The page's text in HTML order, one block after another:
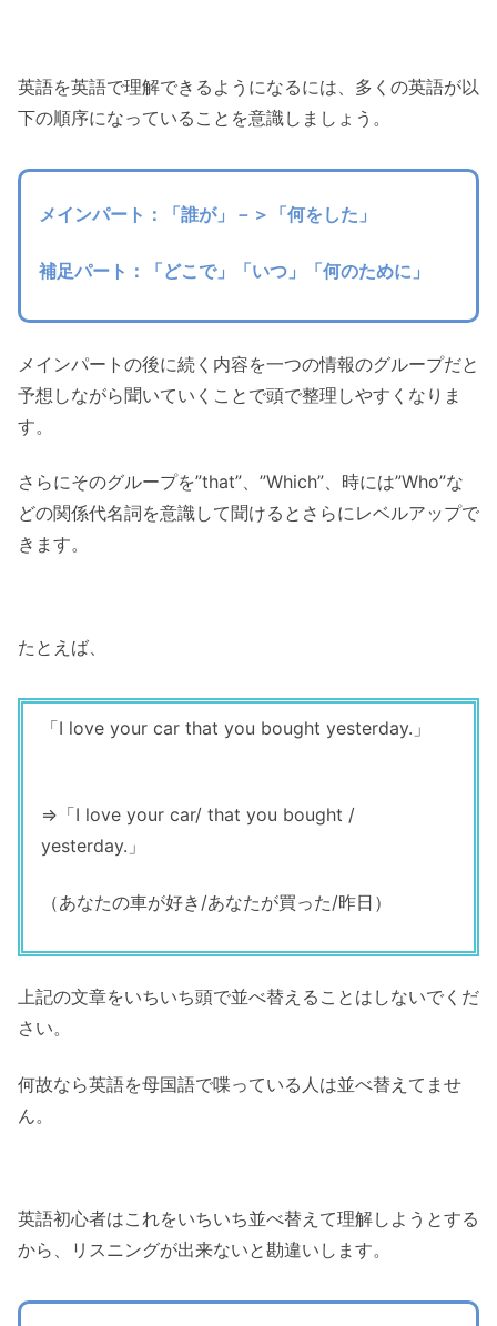
英語を英語で理解できるようになるには、多くの英語が以
下の順序になっていることを意識しましょう。
メインパート：「誰が」－＞「何をした」
補足パート：「どこで」「いつ」「何のために」
メインパートの後に続く内容を一つの情報のグループだと
予想しながら聞いていくこと で頭で整理しやすくなりま
す。
さらにそのグループを”that”、”Which”、時には”Who”な
どの関係代名詞を意識して聞けるとさらにレベルアップで
きます。
たとえば、
「I love your car that you bought yesterday.」
⇒「I love your car/ that you bought /
yesterday.」
（あなたの車が好き/あなたが買った/昨日）
上記の文章をいちいち頭で並べ替えることはしないでくだ
さい。
何故なら英語を母国語で喋っている人は並べ替えてませ
ん。
英語初心者はこれをいちいち並べ替えて理解しようとする
から、リスニングが出来ないと勘違いします。